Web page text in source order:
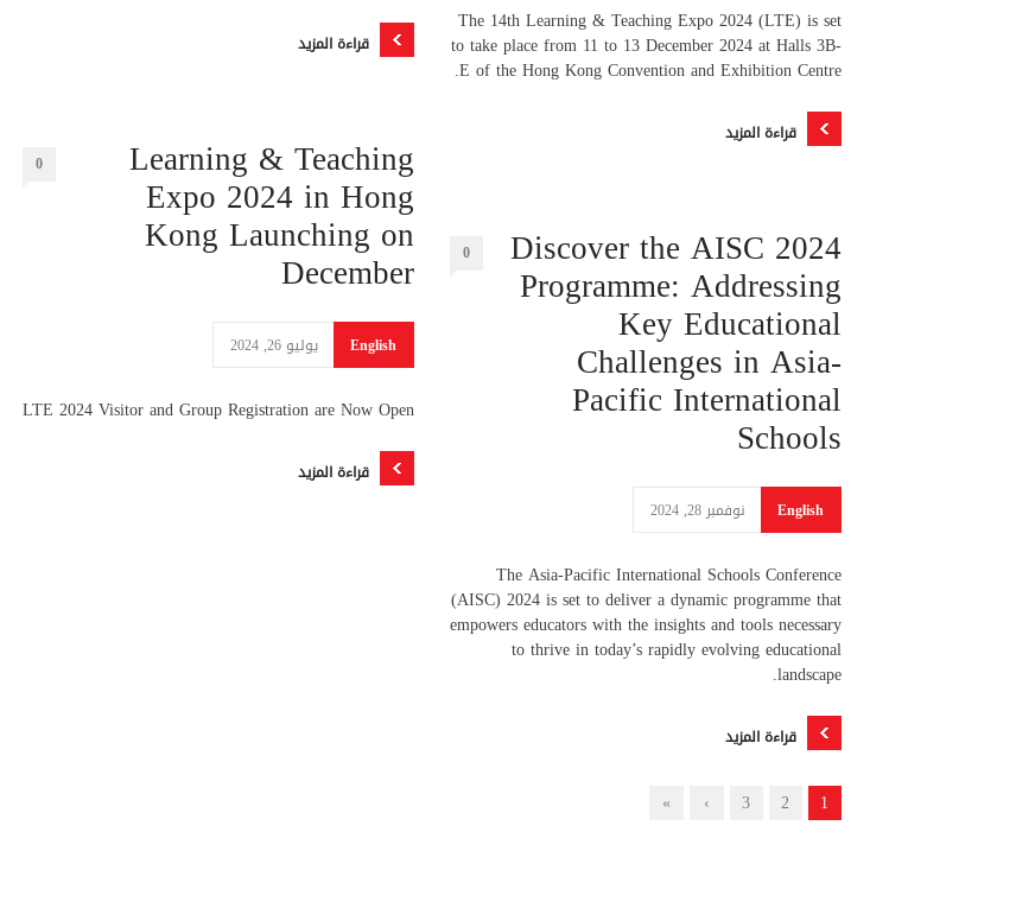
The 14th Learning & Teaching Expo 2024 (LTE) is set
to take place from 11 to 13 December 2024 at Halls 3B-
E of the Hong Kong Convention and Exhibition Centre.
قراءة المزيد
Discover the AISC 2024
Programme: Addressing
Key Educational
Challenges in Asia-
Pacific International
Schools
0
English نوفمبر 28, 2024
The Asia-Pacific International Schools Conference
(AISC) 2024 is set to deliver a dynamic programme that
empowers educators with the insights and tools necessary
to thrive in today’s rapidly evolving educational
landscape.
قراءة المزيد
قراءة المزيد
Learning & Teaching
Expo 2024 in Hong
Kong Launching on
December
0
English يوليو 26, 2024
LTE 2024 Visitor and Group Registration are Now Open
قراءة المزيد
1
2
3
›
»